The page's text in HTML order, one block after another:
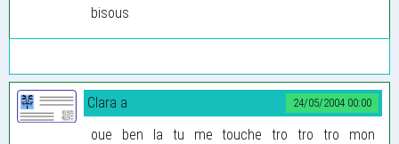
bisous
24/05/2004 00:00
Clara a
oue ben la tu me touche tro tro tro mon